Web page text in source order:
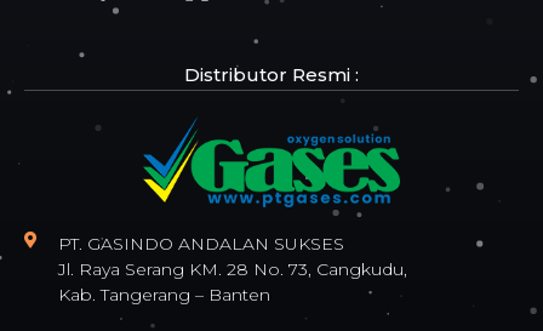
Distributor Resmi :
PT. GASINDO ANDALAN SUKSES
Jl. Raya Serang KM. 28 No. 73, Cangkudu,
Kab. Tangerang – Banten